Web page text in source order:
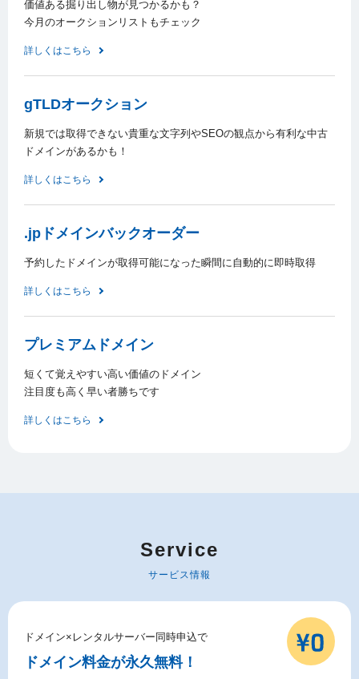
価値ある掘り出し物が見つかるかも？
今月のオークションリストもチェック
詳しくはこちら
gTLDオークション
新規では取得できない貴重な文字列やSEOの観点から有利な中古
ドメインがあるかも！
詳しくはこちら
.jpドメインバックオーダー
予約したドメインが取得可能になった瞬間に自動的に即時取得
詳しくはこちら
プレミアムドメイン
短くて覚えやすい高い価値のドメイン
注目度も高く早い者勝ちです
詳しくはこちら
Service
サービス情報
ドメイン×レンタルサーバー同時申込で
ドメイン料金が永久無料！